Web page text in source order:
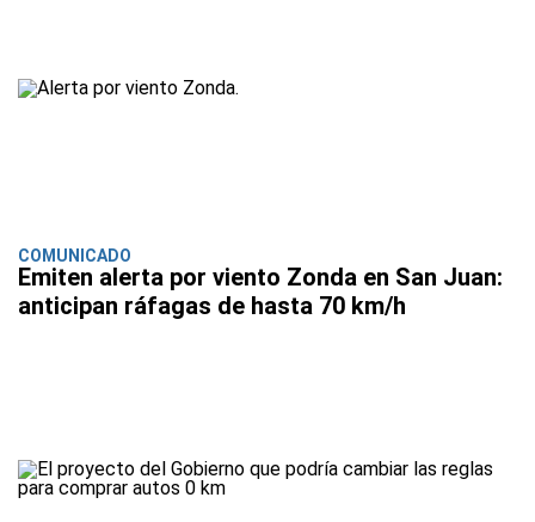
COMUNICADO
Emiten alerta por viento Zonda en San Juan:
anticipan ráfagas de hasta 70 km/h